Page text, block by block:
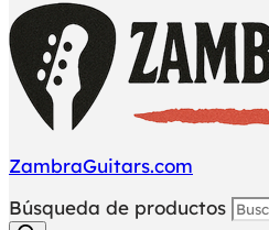
ZambraGuitars.com
Búsqueda de productos